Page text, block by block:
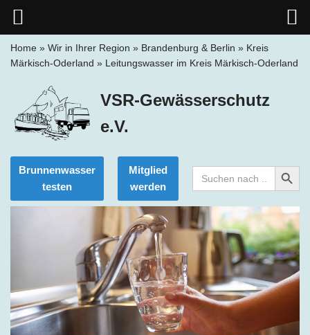
springen
Home » Wir in Ihrer Region » Brandenburg & Berlin » Kreis
Märkisch-Oderland » Leitungswasser im Kreis Märkisch-Oderland
VSR-Gewässerschutz
e.V.
Brunnenwasser
testen
Mitglied
werden
Search
for:
Search Button